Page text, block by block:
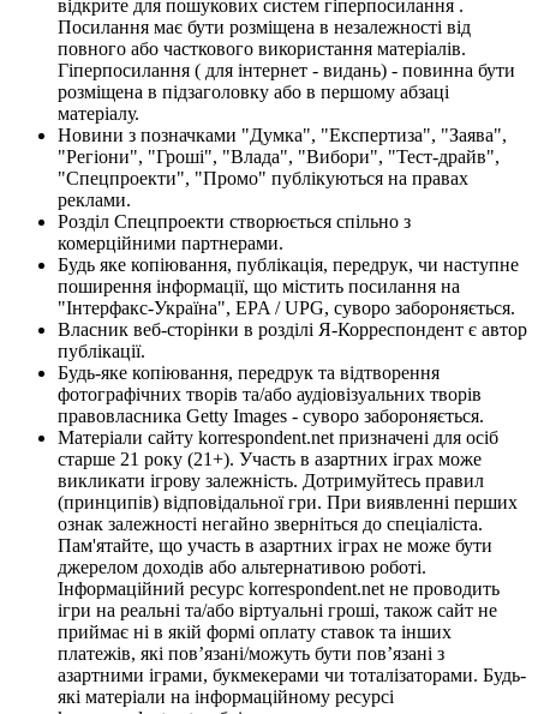
відкрите для пошукових систем гіперпосилання .
Посилання має бути розміщена в незалежності від
повного або часткового використання матеріалів.
Гіперпосилання ( для інтернет - видань) - повинна бути
розміщена в підзаголовку або в першому абзаці
матеріалу.
Новини з позначками "Думка", "Експертиза", "Заява",
"Регіони", "Гроші", "Влада", "Вибори", "Тест-драйв",
"Спецпроекти", "Промо" публікуються на правах
реклами.
Розділ Спецпроекти створюється спільно з
комерційними партнерами.
Будь яке копіювання, публікація, передрук, чи наступне
поширення інформації, що містить посилання на
"Інтерфакс-Україна", EPA / UPG, суворо забороняється.
Власник веб-сторінки в розділі Я-Корреспондент є автор
публікації.
Будь-яке копіювання, передрук та відтворення
фотографічних творів та/або аудіовізуальних творів
правовласника Getty Images - суворо забороняється.
Матеріали сайту korrespondent.net призначені для осіб
старше 21 року (21+). Участь в азартних іграх може
викликати ігрову залежність. Дотримуйтесь правил
(принципів) відповідальної гри. При виявленні перших
ознак залежності негайно зверніться до спеціаліста.
Пам'ятайте, що участь в азартних іграх не може бути
джерелом доходів або альтернативою роботі.
Інформаційний ресурс korrespondent.net не проводить
ігри на реальні та/або віртуальні гроші, також сайт не
приймає ні в якій формі оплату ставок та інших
платежів, які пов’язані/можуть бути пов’язані з
азартними іграми, букмекерами чи тоталізаторами. Будь-
які матеріали на інформаційному ресурсі